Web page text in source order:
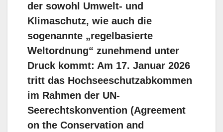
der sowohl Umwelt- und
Klimaschutz, wie auch die
sogenannte „regelbasierte
Weltordnung“ zunehmend unter
Druck kommt: Am 17. Januar 2026
tritt das Hochseeschutzabkommen
im Rahmen der UN-
Seerechtskonvention (Agreement
on the Conservation and